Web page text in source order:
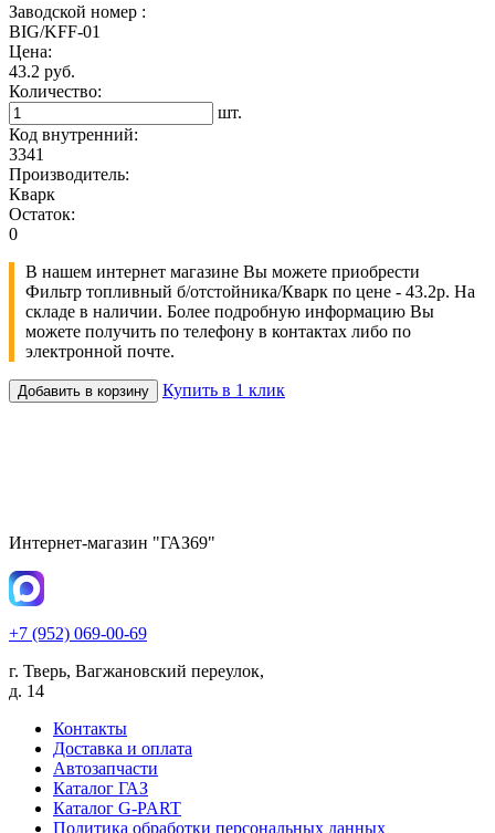
Заводской номер :
BIG/KFF-01
Цена:
43.2 руб.
Количество:
шт.
Код внутренний:
3341
Производитель:
Кварк
Остаток:
0
В нашем интернет магазине Вы можете приобрести
Фильтр топливный б/отстойника/Кварк по цене - 43.2р. На
складе в наличии. Более подробную информацию Вы
можете получить по телефону в контактах либо по
электронной почте.
Добавить в корзину Купить в 1 клик
Интернет-магазин "ГАЗ69"
+7 (952) 069-00-69
г. Тверь, Вагжановский переулок,
д. 14
Контакты
Доставка и оплата
Автозапчасти
Каталог ГАЗ
Каталог G-PART
Политика обработки персональных данных